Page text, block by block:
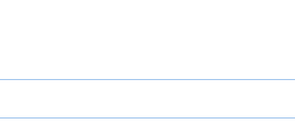
j'ai rejoint en 2015 le programme de